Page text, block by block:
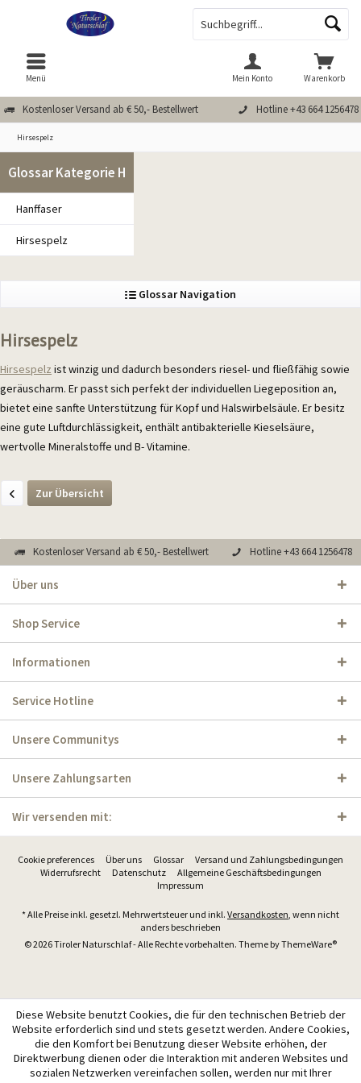
Kostenloser Versand ab € 50,- Bestellwert Hotline +43 664 1256478
Menü Warenkorb
Mein Konto
Hirsespelz
Glossar Kategorie H
Hanffaser
Hirsespelz
Glossar Navigation
Hirsespelz
Hirsespelz ist winzig und dadurch besonders riesel- und fließfähig sowie
geräuscharm. Er passt sich perfekt der individuellen Liegeposition an,
bietet eine sanfte Unterstützung für Kopf und Halswirbelsäule. Er besitz
eine gute Luftdurchlässigkeit, enthält antibakterielle Kieselsäure,
wertvolle Mineralstoffe und B- Vitamine.
Zur Übersicht
Kostenloser Versand ab € 50,- Bestellwert Hotline +43 664 1256478
Über uns
Shop Service
Informationen
Service Hotline
Unsere Communitys
Unsere Zahlungsarten
Wir versenden mit:
Cookie preferences Über uns Glossar
Versand und Zahlungsbedingungen
Widerrufsrecht
Datenschutz
Allgemeine Geschäftsbedingungen
Impressum
* Alle Preise inkl. gesetzl. Mehrwertsteuer und inkl. Versandkosten, wenn nicht
anders beschrieben
© 2026 Tiroler Naturschlaf - Alle Rechte vorbehalten. Theme byThemeWare®
Diese Website benutzt Cookies, die für den technischen Betrieb der
Website erforderlich sind und stets gesetzt werden. Andere Cookies,
die den Komfort bei Benutzung dieser Website erhöhen, der
Direktwerbung dienen oder die Interaktion mit anderen Websites und
sozialen Netzwerken vereinfachen sollen, werden nur mit Ihrer